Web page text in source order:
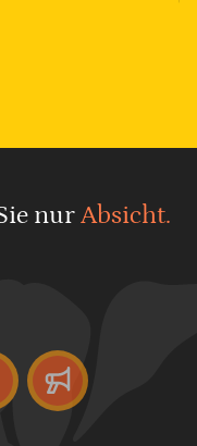
nurAbsicht.